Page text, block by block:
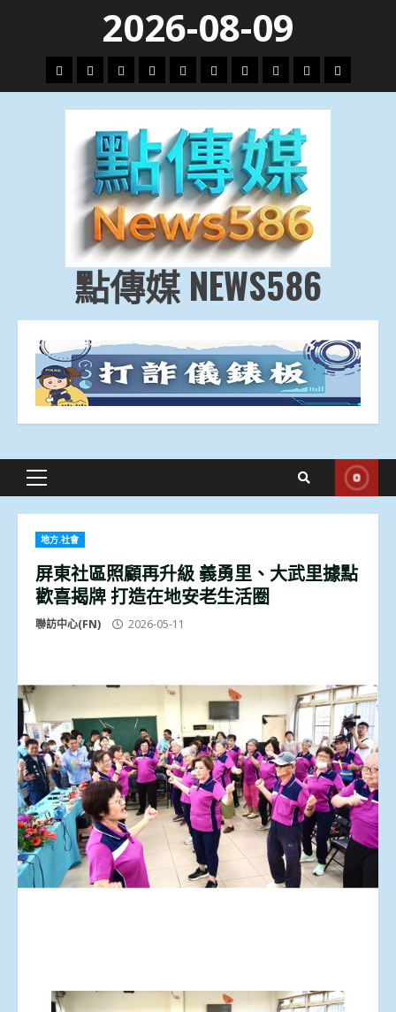
content
2026-08-09
頭
條
財
經
地
方.
會
文
教.
技
專
題
娛
樂
劇
政
治
國
際
運
動
生
活
點傳媒 NEWS586
Primary
地方.社會
屏東社區照顧再升級 義勇里、大武里據點
歡喜揭牌 打造在地安老生活圈
聯訪中心(FN) 2026-05-11